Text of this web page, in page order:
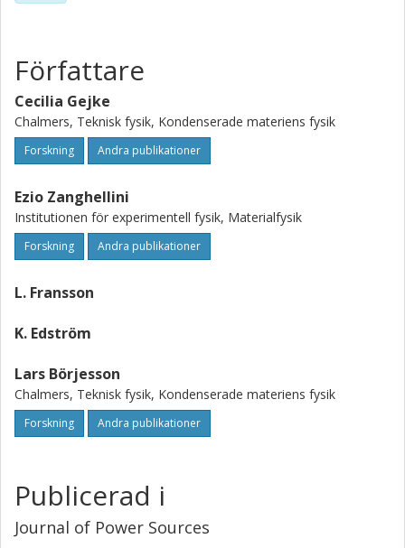
Författare
Cecilia Gejke
Chalmers, Teknisk fysik, Kondenserade materiens fysik
Forskning Andra publikationer
Ezio Zanghellini
Institutionen för experimentell fysik, Materialfysik
Forskning Andra publikationer
L. Fransson
K. Edström
Lars Börjesson
Chalmers, Teknisk fysik, Kondenserade materiens fysik
Forskning Andra publikationer
Publicerad i
Journal of Power Sources